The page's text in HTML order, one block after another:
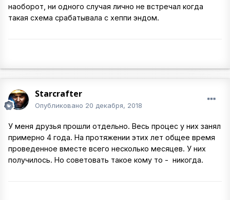
наоборот, ни одного случая лично не встречал когда
такая схема срабатывала с хеппи эндом.
Starcrafter
Опубликовано 20 декабря, 2018
У меня друзья прошли отдельно. Весь процес у них занял
примерно 4 года. На протяжении этих лет общее время
проведенное вместе всего несколько месяцев. У них
получилось. Но советовать такое кому то - никогда.